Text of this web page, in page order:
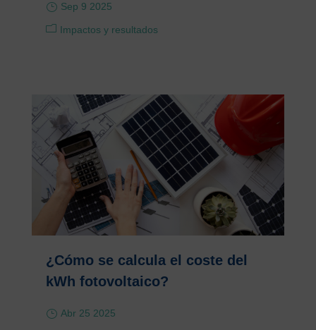
Sep 9 2025
Impactos y resultados
¿Cómo se calcula el coste del
kWh fotovoltaico?
Abr 25 2025